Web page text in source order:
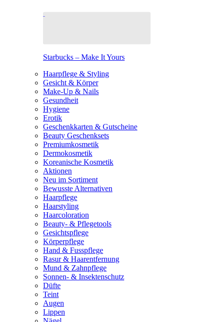
Starbucks – Make It Yours
Haarpflege & Styling
Gesicht & Körper
Make-Up & Nails
Gesundheit
Hygiene
Erotik
Geschenkkarten & Gutscheine
Beauty Geschenksets
Premiumkosmetik
Dermokosmetik
Koreanische Kosmetik
Aktionen
Neu im Sortiment
Bewusste Alternativen
Haarpflege
Haarstyling
Haarcoloration
Beauty- & Pflegetools
Gesichtspflege
Körperpflege
Hand & Fusspflege
Rasur & Haarentfernung
Mund & Zahnpflege
Sonnen- & Insektenschutz
Düfte
Teint
Augen
Lippen